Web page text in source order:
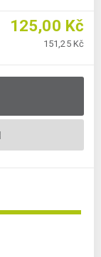
125,00 Kč
151,25 Kč